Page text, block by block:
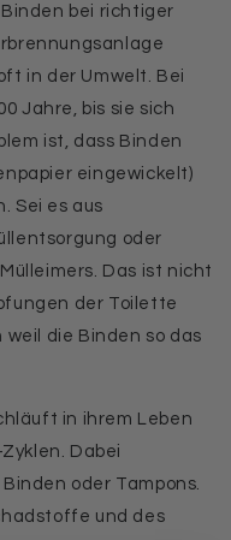
bei richtiger
in der Umwelt. Bei
Jahre, bis sie sich
ist, dass Binden
eingewickelt)
Sei es aus
oder
Das ist nicht
der Toilette
die Binden so das
in ihrem Leben
Dabei
oder Tampons.
und des